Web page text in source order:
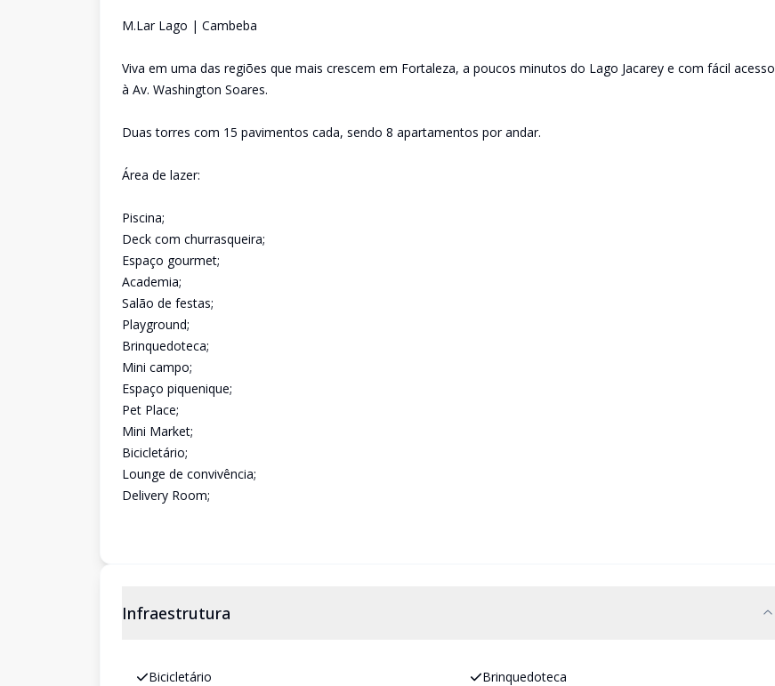
M.Lar Lago | Cambeba
Viva em uma das regiões que mais crescem em Fortaleza, a poucos minutos do Lago Jacarey e com fácil acesso
à Av. Washington Soares.
Duas torres com 15 pavimentos cada, sendo 8 apartamentos por andar.
Área de lazer:
Piscina;
Deck com churrasqueira;
Espaço gourmet;
Academia;
Salão de festas;
Playground;
Brinquedoteca;
Mini campo;
Espaço piquenique;
Pet Place;
Mini Market;
Bicicletário;
Lounge de convivência;
Delivery Room;
Infraestrutura
Bicicletário Brinquedoteca